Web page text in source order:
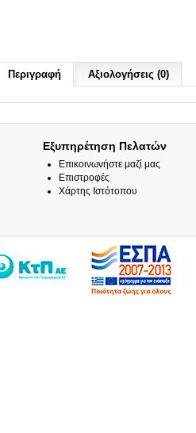
Περιγραφή Αξιολογήσεις (0)
Εξυπηρέτηση Πελατών
Επικοινωνήστε μαζί μας
Επιστροφές
Χάρτης Ιστότοπου